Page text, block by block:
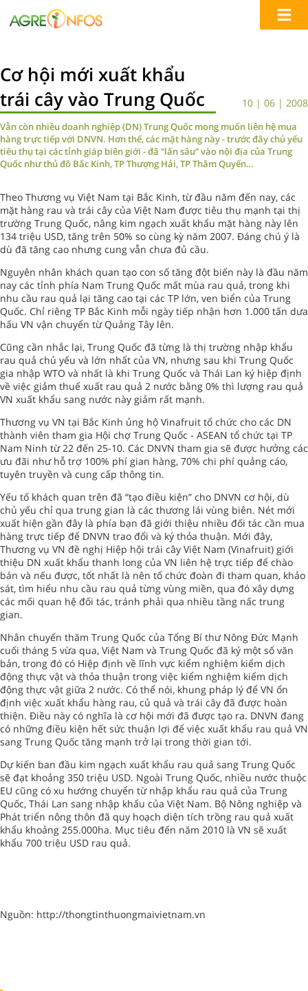
Cơ hội mới xuất khẩu
trái cây vào Trung Quốc
10 | 06 | 2008
Vẫn còn nhiều doanh nghiệp (DN) Trung Quốc mong muốn liên hệ mua
hàng trực tiếp với DNVN. Hơn thế, các mặt hàng này - trước đây chủ yếu
tiêu thụ tại các tỉnh giáp biên giới - đã “lấn sâu” vào nội địa của Trung
Quốc như thủ đô Bắc Kinh, TP Thượng Hải, TP Thâm Quyến…
Theo Thương vụ Việt Nam tại Bắc Kinh, từ đầu năm đến nay, các
mặt hàng rau và trái cây của Việt Nam được tiêu thụ mạnh tại thị
trường Trung Quốc, nâng kim ngạch xuất khẩu mặt hàng này lên
134 triệu USD, tăng trên 50% so cùng kỳ năm 2007. Đáng chú ý là
dù đã tăng cao nhưng cung vẫn chưa đủ cầu.
Nguyên nhân khách quan tạo con số tăng đột biến này là đầu năm
nay các tỉnh phía Nam Trung Quốc mất mùa rau quả, trong khi
nhu cầu rau quả lại tăng cao tại các TP lớn, ven biển của Trung
Quốc. Chỉ riêng TP Bắc Kinh mỗi ngày tiếp nhận hơn 1.000 tấn dưa
hấu VN vận chuyển từ Quảng Tây lên.
Cũng cần nhắc lại, Trung Quốc đã từng là thị trường nhập khẩu
rau quả chủ yếu và lớn nhất của VN, nhưng sau khi Trung Quốc
gia nhập WTO và nhất là khi Trung Quốc và Thái Lan ký hiệp định
về việc giảm thuế xuất rau quả 2 nước bằng 0% thì lượng rau quả
VN xuất khẩu sang nước này giảm rất mạnh.
Thương vụ VN tại Bắc Kinh ủng hộ Vinafruit tổ chức cho các DN
thành viên tham gia Hội chợ Trung Quốc - ASEAN tổ chức tại TP
Nam Ninh từ 22 đến 25-10. Các DNVN tham gia sẽ được hưởng các
ưu đãi như hỗ trợ 100% phí gian hàng, 70% chi phí quảng cáo,
tuyên truyền và cung cấp thông tin.
Yếu tố khách quan trên đã “tạo điều kiện” cho DNVN cơ hội, dù
chủ yếu chỉ qua trung gian là các thương lái vùng biên. Nét mới
xuất hiện gần đây là phía bạn đã giới thiệu nhiều đối tác cần mua
hàng trực tiếp để DNVN trao đổi và ký thỏa thuận. Mới đây,
Thương vụ VN đề nghị Hiệp hội trái cây Việt Nam (Vinafruit) giới
thiệu DN xuất khẩu thanh long của VN liên hệ trực tiếp để chào
bán và nếu được, tốt nhất là nên tổ chức đoàn đi tham quan, khảo
sát, tìm hiểu nhu cầu rau quả từng vùng miền, qua đó xây dựng
các mối quan hệ đối tác, tránh phải qua nhiều tầng nấc trung
gian.
Nhân chuyến thăm Trung Quốc của Tổng Bí thư Nông Đức Mạnh
cuối tháng 5 vừa qua, Việt Nam và Trung Quốc đã ký một số văn
bản, trong đó có Hiệp định về lĩnh vực kiểm nghiệm kiểm dịch
động thực vật và thỏa thuận trong việc kiểm nghiệm kiểm dịch
động thực vật giữa 2 nước. Có thể nói, khung pháp lý để VN ổn
định việc xuất khẩu hàng rau, củ quả và trái cây đã được hoàn
thiện. Điều này có nghĩa là cơ hội mới đã được tạo ra. DNVN đang
có những điều kiện hết sức thuận lợi để việc xuất khẩu rau quả VN
sang Trung Quốc tăng mạnh trở lại trong thời gian tới.
Dự kiến ban đầu kim ngạch xuất khẩu rau quả sang Trung Quốc
sẽ đạt khoảng 350 triệu USD. Ngoài Trung Quốc, nhiều nước thuộc
EU cũng có xu hướng chuyển từ nhập khẩu rau quả của Trung
Quốc, Thái Lan sang nhập khẩu của Việt Nam. Bộ Nông nghiệp và
Phát triển nông thôn đã quy hoạch diện tích trồng rau quả xuất
khẩu khoảng 255.000ha. Mục tiêu đến năm 2010 là VN sẽ xuất
khẩu 700 triệu USD rau quả.
Nguồn: http://thongtinthuongmaivietnam.vn